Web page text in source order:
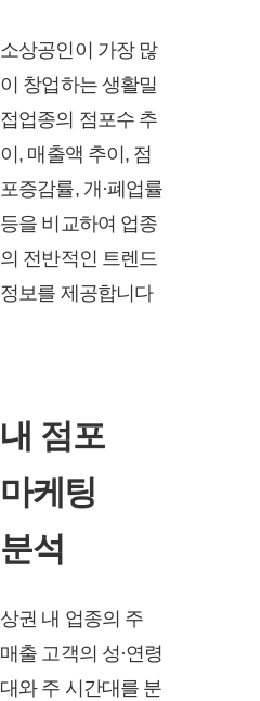
소상공인이 가장 많
이 창업하는 생활밀
접업종의 점포수 추
이, 매출액 추이, 점
포증감률, 개·폐업률
등을 비교하여 업종
의 전반적인 트렌드
정보를 제공합니다
내 점포
마케팅
분석
상권 내 업종의 주
매출 고객의 성·연령
대와 주 시간대를 분